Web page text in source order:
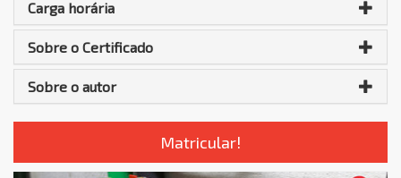
Carga horária
Sobre o Certificado
Sobre o autor
Matricular!